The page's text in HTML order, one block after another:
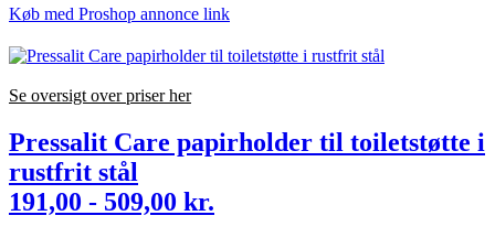
Køb med Proshop annonce link
Se oversigt over priser her
Pressalit Care papirholder til toiletstøtte i
rustfrit stål
191,00 - 509,00 kr.